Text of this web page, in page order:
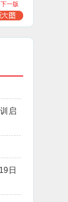
下一版
启
日